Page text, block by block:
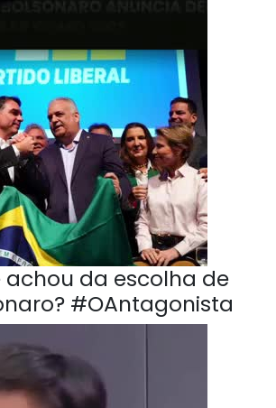
achou da escolha de
#OAntagonista